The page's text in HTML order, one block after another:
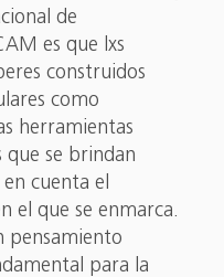
de
es que lxs
construidos
como
herramientas
que se brindan
cuenta el
el que se enmarca.
pensamiento
para la